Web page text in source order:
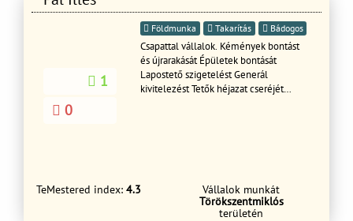
1
0
Földmunka Takarítás Bádogos
Csapattal vállalok. Kémények bontást
és újrarakását Épületek bontását
Lapostető szigetelést Generál
kivitelezést Tetők héjazat cseréjét
TeMestered index: 4.3
Vállalok munkát
Törökszentmiklós
területén